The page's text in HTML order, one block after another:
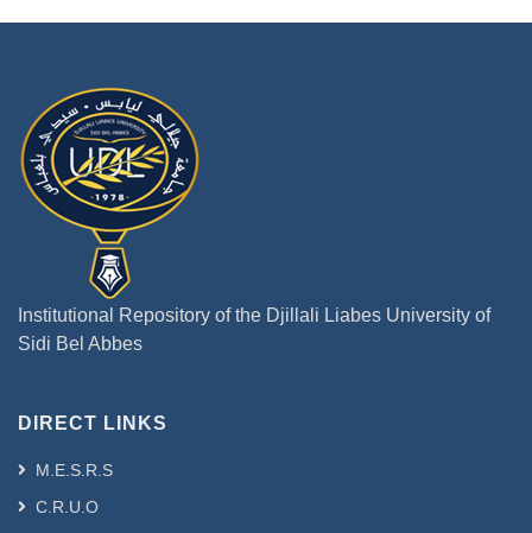
Institutional Repository of the Djillali Liabes University of
Sidi Bel Abbes
DIRECT LINKS
M.E.S.R.S
C.R.U.O